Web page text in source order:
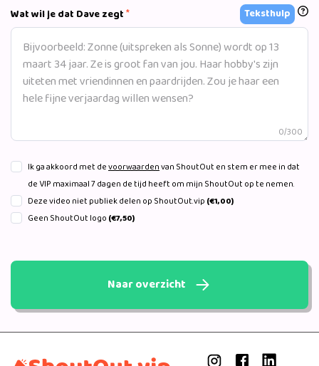
Wat wil je dat Dave zegt* Teksthulp
0/300
Ik ga akkoord met devoorwaardenvan ShoutOut en stem er mee in dat
de VIP maximaal 7 dagen de tijd heeft om mijn ShoutOut op te nemen.
Deze video niet publiek delen op ShoutOut.vip (€1,00)
Geen ShoutOut logo (€7,50)
Naar overzicht